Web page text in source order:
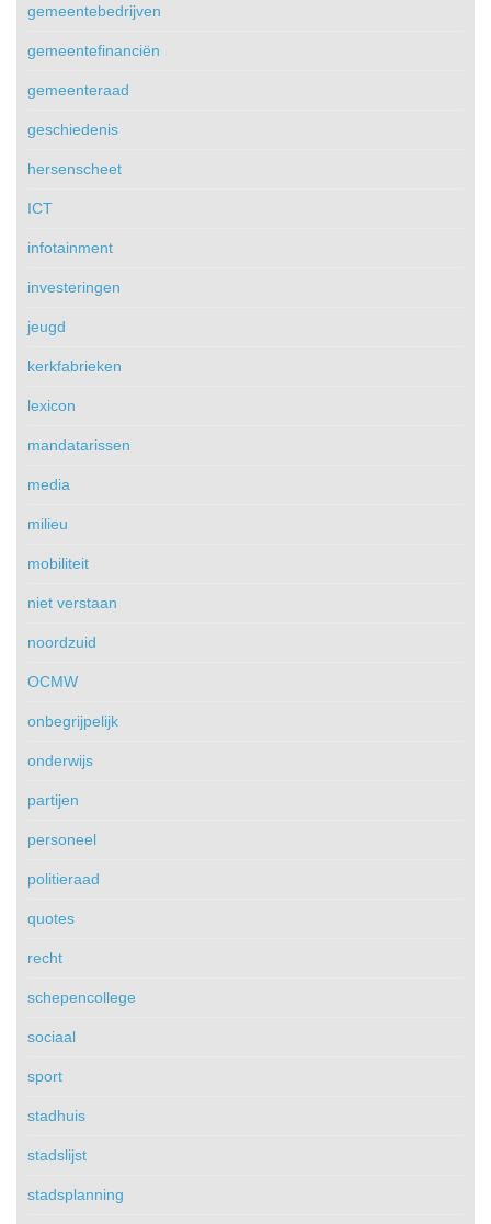
gemeentebedrijven
gemeentefinanciën
gemeenteraad
geschiedenis
hersenscheet
ICT
infotainment
investeringen
jeugd
kerkfabrieken
lexicon
mandatarissen
media
milieu
mobiliteit
niet verstaan
noordzuid
OCMW
onbegrijpelijk
onderwijs
partijen
personeel
politieraad
quotes
recht
schepencollege
sociaal
sport
stadhuis
stadslijst
stadsplanning